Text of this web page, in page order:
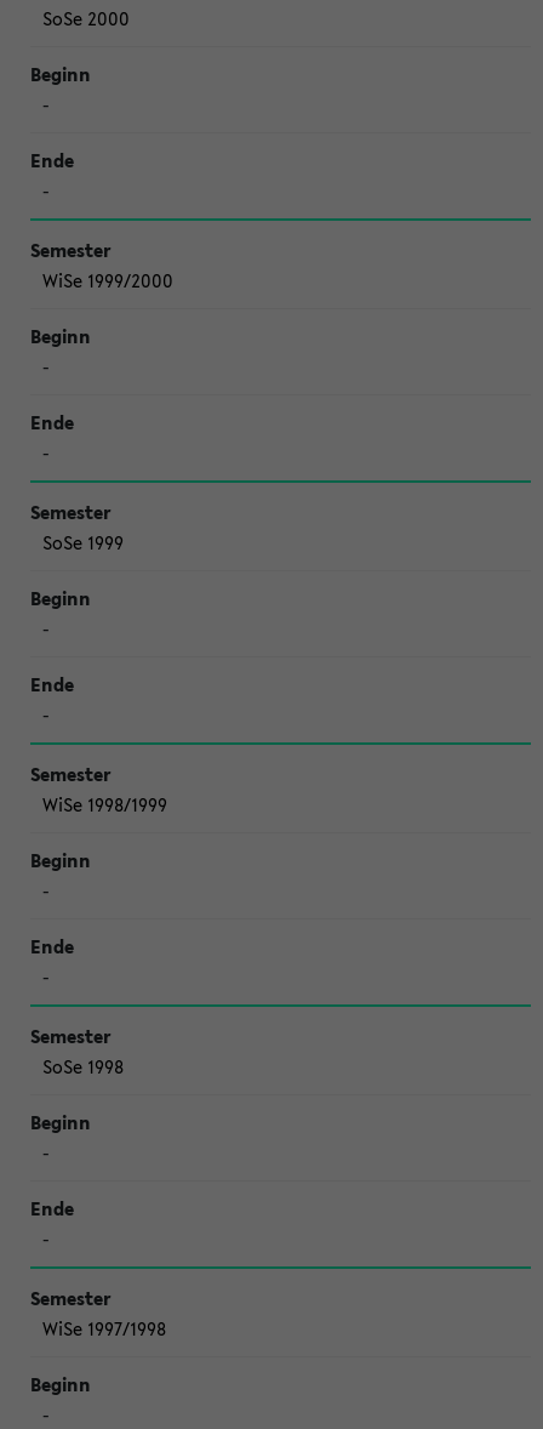
SoSe 2000
-
-
WiSe 1999/2000
-
-
SoSe 1999
-
-
WiSe 1998/1999
-
-
SoSe 1998
-
-
WiSe 1997/1998
-